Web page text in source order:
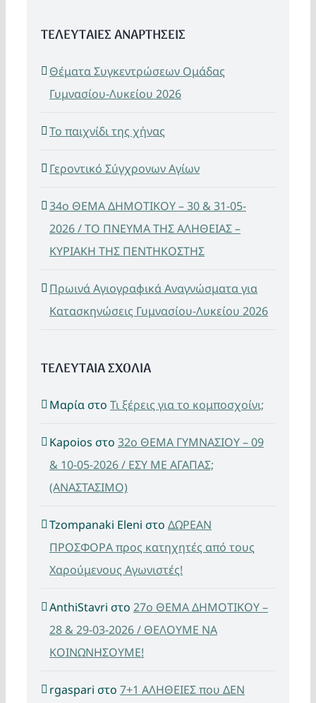
ΤΕΛΕΥΤΑΙΕΣ ΑΝΑΡΤΗΣΕΙΣ
Θέματα Συγκεντρώσεων Ομάδας
Γυμνασίου-Λυκείου 2026
Το παιχνίδι της χήνας
Γεροντικό Σύγχρονων Αγίων
34ο ΘΕΜΑ ΔΗΜΟΤΙΚΟΥ – 30 & 31-05-
2026 / ΤΟ ΠΝΕΥΜΑ ΤΗΣ ΑΛΗΘΕΙΑΣ –
ΚΥΡΙΑΚΗ ΤΗΣ ΠΕΝΤΗΚΟΣΤΗΣ
Πρωινά Αγιογραφικά Αναγνώσματα για
Κατασκηνώσεις Γυμνασίου-Λυκείου 2026
ΤΕΛΕΥΤΑΙΑ ΣΧΟΛΙΑ
Μαρία στο Τι ξέρεις για το κομποσχοίνι;
Kapoios στο 32ο ΘΕΜΑ ΓΥΜΝΑΣΙΟΥ – 09
& 10-05-2026 / ΕΣΥ ΜΕ ΑΓΑΠΑΣ;
(ΑΝΑΣΤΑΣΙΜΟ)
Tzompanaki Eleni στο ΔΩΡΕΑΝ
ΠΡΟΣΦΟΡΑ προς κατηχητές από τους
Χαρούμενους Αγωνιστές!
AnthiStavri στο 27ο ΘΕΜΑ ΔΗΜΟΤΙΚΟΥ –
28 & 29-03-2026 / ΘΕΛΟΥΜΕ ΝΑ
ΚΟΙΝΩΝΗΣΟΥΜΕ!
rgaspari στο 7+1 ΑΛΗΘΕΙΕΣ που ΔΕΝ